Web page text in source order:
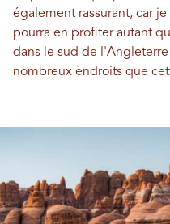
également rassurant, car
pourra en profiter autant
dans le sud de
nombreux endroits que